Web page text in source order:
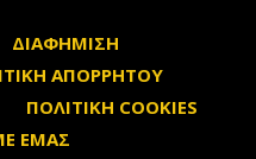
ΔΙΑΦΗΜΙΣΗ
ΑΠΟΡΡΗΤΟΥ
ΠΟΛΙΤΙΚΗ COOKIES
ΕΜΑΣ